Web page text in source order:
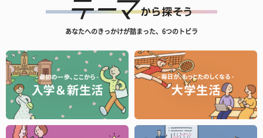
あなたへのきっかけが詰まった、6つのトビラ